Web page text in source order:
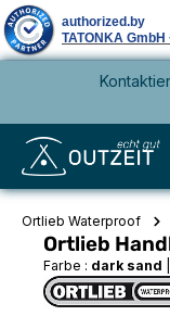
springen
Ortlieb Waterproof
Ortlieb
Farbe : dark sand